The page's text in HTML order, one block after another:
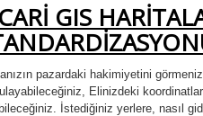
GIS
pazardaki hakimiyetini
Elinizdeki
İstediğiniz yerlere, nasıl